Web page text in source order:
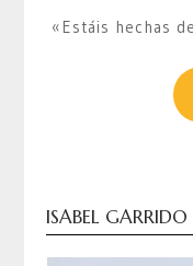
«Estáis hechas
ISABEL